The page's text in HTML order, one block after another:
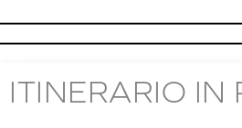
ITINERARIO IN